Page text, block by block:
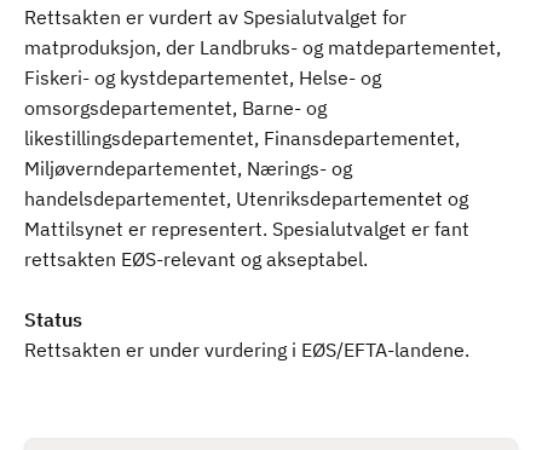
Rettsakten er vurdert av Spesialutvalget for
matproduksjon, der Landbruks- og matdepartementet,
Fiskeri- og kystdepartementet, Helse- og
omsorgsdepartementet, Barne- og
likestillingsdepartementet, Finansdepartementet,
Miljøverndepartementet, Nærings- og
handelsdepartementet, Utenriksdepartementet og
Mattilsynet er representert. Spesialutvalget er fant
rettsakten EØS-relevant og akseptabel.
Status
Rettsakten er under vurdering i EØS/EFTA-landene.